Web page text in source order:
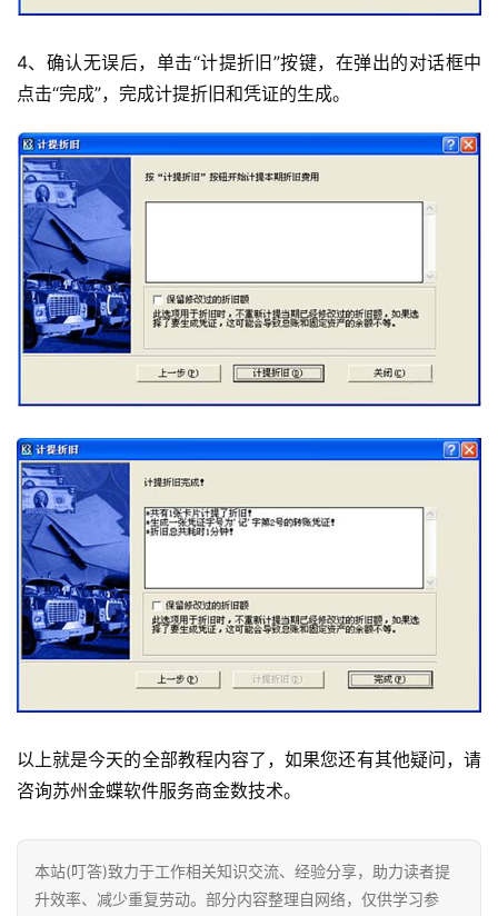
首
页
d
e
分
类
快
讯
问
答
Sign in
4、确认无误后，单击“计提折旧”按键，在弹出的对话框中
点击“完成”，完成计提折旧和凭证的生成。
以上就是今天的全部教程内容了，如果您还有其他疑问，请
咨询苏州金蝶软件服务商金数技术。
本站(叮答)致力于工作相关知识交流、经验分享，助力读者提
升效率、减少重复劳动。部分内容整理自网络，仅供学习参